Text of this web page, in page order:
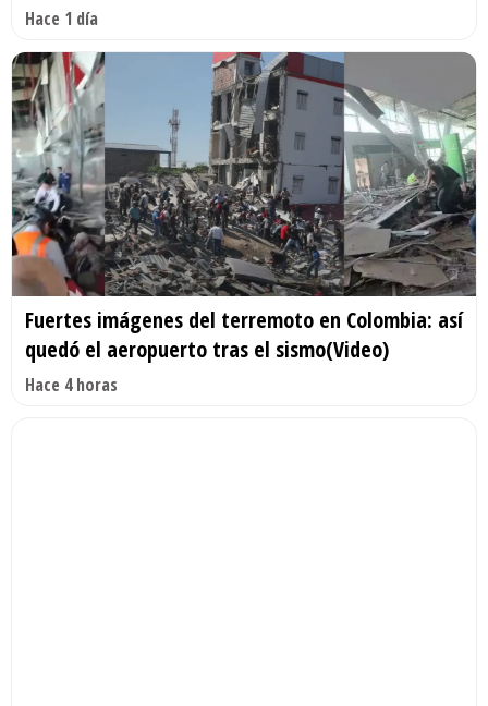
Hace 1 día
Fuertes imágenes del terremoto en Colombia: así
quedó el aeropuerto tras el sismo(Video)
Hace 4 horas